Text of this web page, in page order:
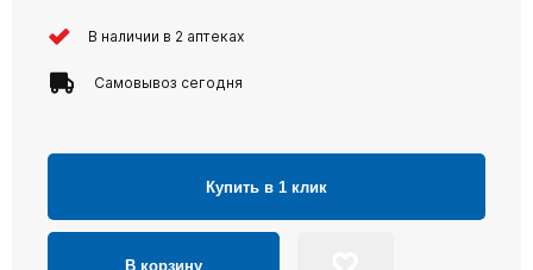
В наличии в 2 аптеках
Самовывоз сегодня
Купить в 1 клик
В корзину